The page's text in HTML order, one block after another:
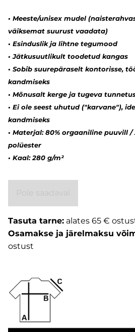
• Meeste/unisex mudel
väiksemat suurust vaadata)
• Esinduslik ja lihtne tegumood
• Jätkusuutlikult toodetud kangas
• Sobib suurepäraselt kontorisse,
kandmiseks
• Mõnusalt kerge ja tugeva
• Ei ole seest uhutud ("karvane"),
kandmiseks
• Materjal: 80% orgaaniline puuvill
polüester
• Kaal: 280 g/m²
Tasuta tarne: alates 65 €
Osamakse ja järelmaksu
ostust